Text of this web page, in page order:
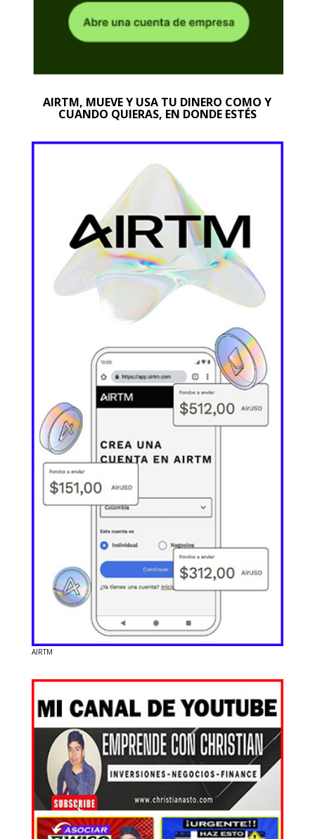
AIRTM, MUEVE Y USA TU DINERO COMO Y
CUANDO QUIERAS, EN DONDE ESTÉS
AIRTM